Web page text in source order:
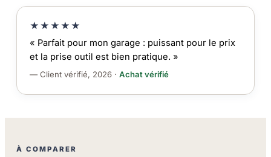
★★★★★
« Parfait pour mon garage : puissant pour le prix
et la prise outil est bien pratique. »
— Client vérifié, 2026 · Achat vérifié
À COMPARER